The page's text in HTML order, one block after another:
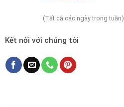
(Tất cả các ngày trong tuần)
Kết nối với chúng tôi